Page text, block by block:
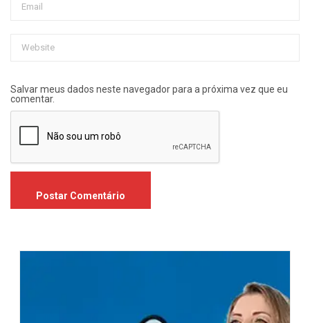
Salvar meus dados neste navegador para a próxima vez que eu
comentar.